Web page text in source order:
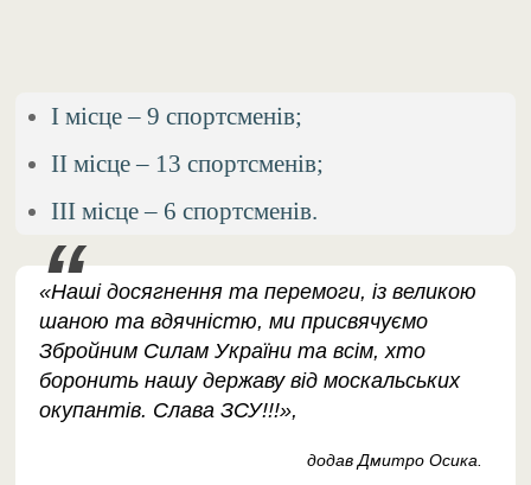
І місце – 9 спортсменів;
ІІ місце – 13 спортсменів;
ІІІ місце – 6 спортсменів.
«Наші досягнення та перемоги, із великою
шаною та вдячністю, ми присвячуємо
Збройним Силам України та всім, хто
боронить нашу державу від москальських
окупантів. Слава ЗСУ!!!»,
додав Дмитро Осика.